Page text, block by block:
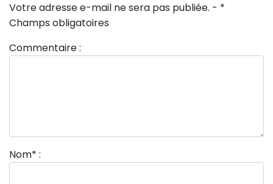
Votre adresse e-mail ne sera pas publiée. - *
Champs obligatoires
Commentaire :
Nom* :